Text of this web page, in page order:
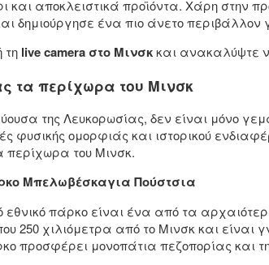
και αποκλειστικά προϊόντα. Χάρη στην
δημιούργησε ένα πιο άνετο περιβάλλον
τη live camera στο Μινσκκαι ανακαλύψτε
τα περίχωρα του Μινσκ
της Λευκορωσίας, δεν είναι μόνο
φυσικής ομορφιάς και ιστορικού
περίχωρα του Μινσκ.
Μπελωβέσκαγια Πούστσια
εθνικό πάρκο είναι ένα από τα
250 χιλιόμετρα από το Μινσκ και
προσφέρει μονοπάτια πεζοπορίας και